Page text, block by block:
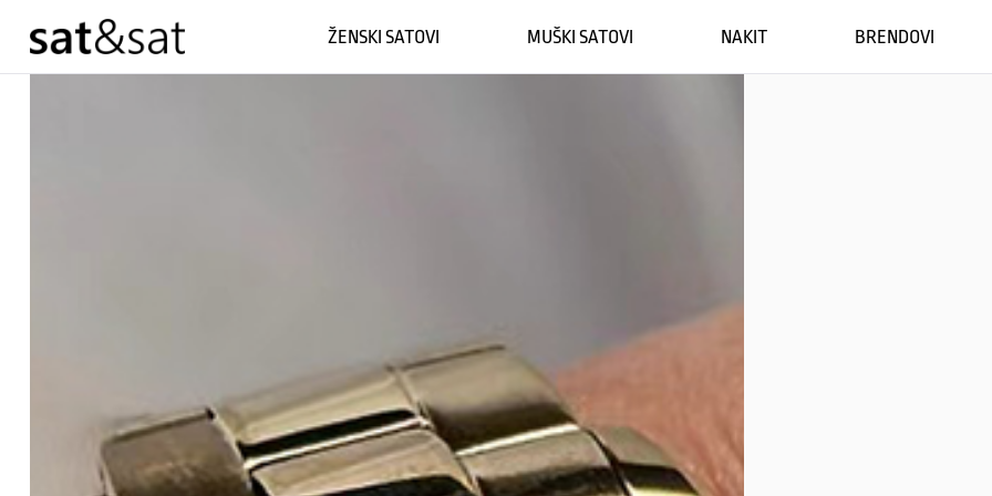
ŽENSKI SATOVI MUŠKI SATOVI NAKIT BRENDOVI